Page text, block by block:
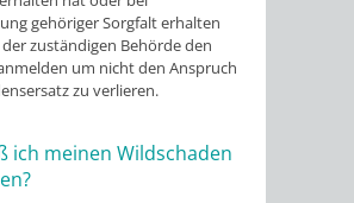
gehöriger Sorgfalt erhalten
zuständigen Behörde den
um nicht den Anspruch
zu verlieren.
ich meinen Wildschaden